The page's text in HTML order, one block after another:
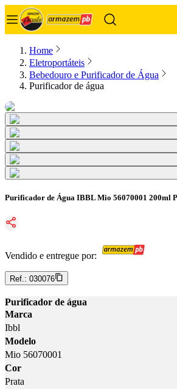
Home
Eletroportáteis
Bebedouro e Purificador de Água
Purificador de água
Purificador de Água IBBL Mio 56070001 200ml
Vendido e entregue por:
Ref.: 030076
Purificador de água
Marca
Ibbl
Modelo
Mio 56070001
Cor
Prata